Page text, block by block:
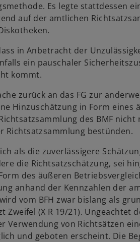
Es legte stattdessen
auf der amtlichen
in Anbetracht der
ein pauschaler
kommt.
zurück an das FG zur
Hinzuschätzung in Form eines
des BMF nicht
Richtsatzsammlung bestünden.
als die zuverlässigere
die Richtsatzschätzung, sei
des äußeren
anhand der Kennzahlen der
vom BFH zwar bislang als
(X R 19/21). Ungeachtet
Verwendung von Richtsätzen
und geboten erscheint. Die